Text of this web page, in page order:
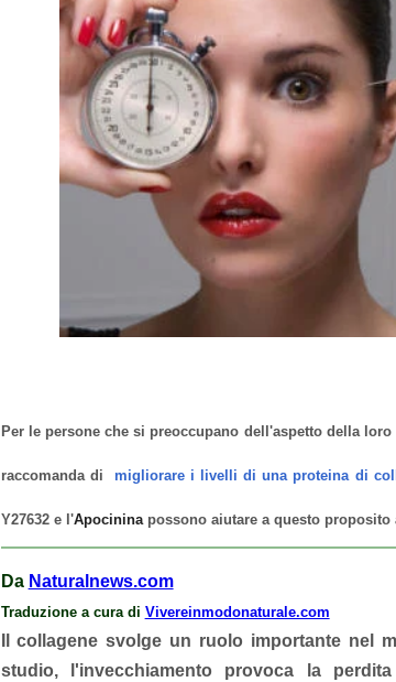
Per le persone che si preoccupano dell'aspetto della
raccomanda di migliorare i livelli di una proteina di
Y27632 e l'Apocininapossono aiutare a questo
Da Naturalnews.com
Traduzione a cura di Vivereinmodonaturale.com
Il collagene svolge un ruolo importante nel
studio, l'invecchiamento provoca la